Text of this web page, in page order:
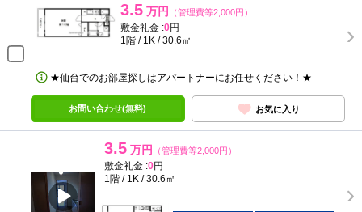
3.5 万円 （管理費等2,000円）
敷金礼金 :0円
1階 / 1K / 30.6㎡
★仙台でのお部屋探しはアパートナーにお任せください！★
お問い合わせ(無料) お気に入り
3.5 万円 （管理費等2,000円）
敷金礼金 :0円
1階 / 1K / 30.6㎡